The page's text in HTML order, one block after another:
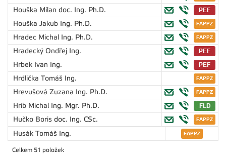
Houška Milan doc. Ing. Ph.D.
Houška Jakub Ing. Ph.D.
Hradec Michal Ing. Ph.D.
Hradecký Ondřej Ing.
Hrbek Ivan Ing.
Hrdlička Tomáš Ing.
Hrevušová Zuzana Ing. Ph.D.
Hrib Michal Ing. Mgr. Ph.D.
Hučko Boris doc. Ing. CSc.
Husák Tomáš Ing.
Celkem 51 položek